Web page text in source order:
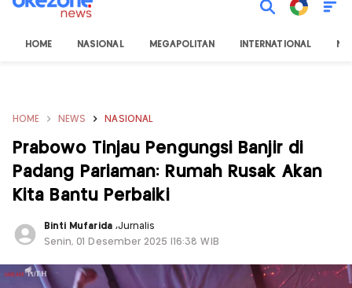
HOME NASIONAL MEGAPOLITAN INTERNATIONAL
HOME NEWS NASIONAL
Prabowo Tinjau Pengungsi Banjir di
Padang Pariaman: Rumah Rusak Akan
Kita Bantu Perbaiki
Binti Mufarida ,Jurnalis
Senin, 01 Desember 2025 |16:38 WIB